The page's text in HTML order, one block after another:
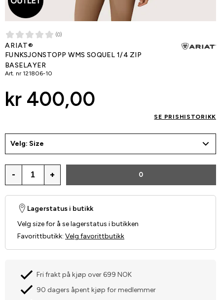
(0)
ARIAT®
FUNKSJONSTOPP WMS SOQUEL 1/4 ZIP
BASELAYER
Art. nr 121806-10
kr 400,00
SE PRISHISTORIKK
Velg: Size
- + 0
Lagerstatus i butikk
Velg size for å se lagerstatus i butikken
Favorittbutikk: Velg favorittbutikk
Fri frakt på kjøp over 699 NOK
90 dagers åpent kjøp for medlemmer